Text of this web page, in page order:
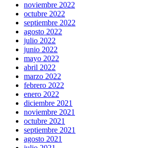
noviembre 2022
octubre 2022
septiembre 2022
agosto 2022
julio 2022
junio 2022
mayo 2022
abril 2022
marzo 2022
febrero 2022
enero 2022
diciembre 2021
noviembre 2021
octubre 2021
septiembre 2021
agosto 2021